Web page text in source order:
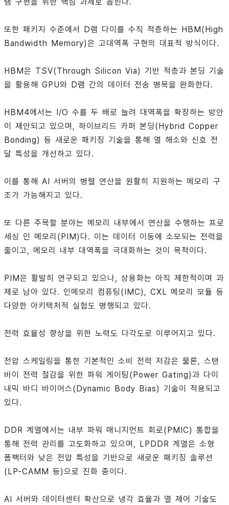
램 구현을 위한 핵심 과제로 꼽힌다.
또한 패키지 수준에서 D램 다이를 수직 적층하는 HBM(High
Bandwidth Memory)은 고대역폭 구현의 대표적 방식이다.
HBM은 TSV(Through Silicon Via) 기반 적층과 본딩 기술
을 활용해 GPU와 D램 간의 데이터 전송 병목을 완화한다.
HBM4에서는 I/O 수를 두 배로 늘려 대역폭을 확장하는 방안
이 제안되고 있으며, 하이브리드 카퍼 본딩(Hybrid Copper
Bonding) 등 새로운 패키징 기술을 통해 열 해소와 신호 전
달 특성을 개선하고 있다.
이를 통해 AI 서버의 병렬 연산을 원활히 지원하는 메모리 구
조가 가능해지고 있다.
또 다른 주목할 분야는 메모리 내부에서 연산을 수행하는 프로
세싱 인 메모리(PIM)다. 이는 데이터 이동에 소모되는 전력을
줄이고, 메모리 내부 대역폭을 극대화하는 것이 목적이다.
PIM은 활발히 연구되고 있으나, 상용화는 아직 제한적이며 과
제로 남아 있다. 인메모리 컴퓨팅(IMC), CXL 메모리 모듈 등
다양한 아키텍처적 실험도 병행되고 있다.
전력 효율성 향상을 위한 노력도 다각도로 이루어지고 있다.
전압 스케일링을 통한 기본적인 소비 전력 저감은 물론, 스탠
바이 전력 절감을 위한 파워 게이팅(Power Gating)과 다이
내믹 바디 바이어스(Dynamic Body Bias) 기술이 적용되고
있다.
DDR 계열에서는 내부 파워 매니지먼트 회로(PMIC) 통합을
통해 전력 관리를 고도화하고 있으며, LPDDR 계열은 소형
폼팩터와 낮은 전압 특성을 기반으로 새로운 패키징 솔루션
(LP-CAMM 등)으로 진화 중이다.
AI 서버와 데이터센터 확산으로 냉각 효율과 열 제어 기술도